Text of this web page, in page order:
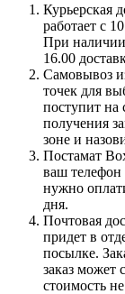
Курьерская
работает с
При наличии
16.00
Самовывоз
точек для
поступит на
получения
зоне и
Постамат
ваш телефон
нужно
дня.
Почтовая
придет в
посылке.
заказ может
стоимость